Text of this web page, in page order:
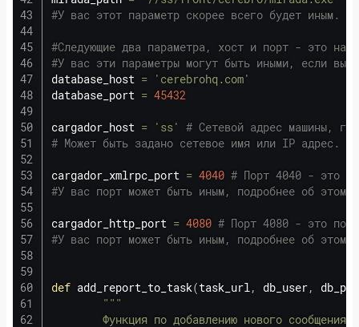
#У вас этот параметр скорее всего будет иным.
#Следующие два параметра, хост и порт - это наш
#У вас эти параметры могут быть иными, если вы
database_host =
'cerebrohq.com'
database_port = 45432
cargador_host = 'ss'
# Cетевой адрес машины,
# Может быть задано сетевое имя или IP адрес.
cargador_xmlrpc_port = 4040 # Порт 4040 - это
#У вас порт может быть иным, подробнее об этом
cargador_http_port = 4080 # Порт 4080 - это
#У вас порт может быть иным, подробнее об этом
def add_report_to_task(task_url, db_user,
"""
        Функция по добавлению нового сообщения.